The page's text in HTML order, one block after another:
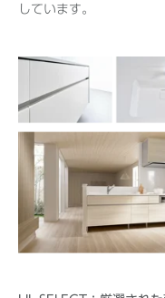
しています。